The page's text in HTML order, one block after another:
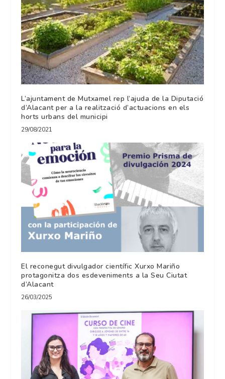
L’ajuntament de Mutxamel rep l’ajuda de la Diputació
d’Alacant per a la realització d’actuacions en els
horts urbans del municipi
29/08/2021
El reconegut divulgador científic Xurxo Mariño
protagonitza dos esdeveniments a la Seu Ciutat
d’Alacant
26/03/2025